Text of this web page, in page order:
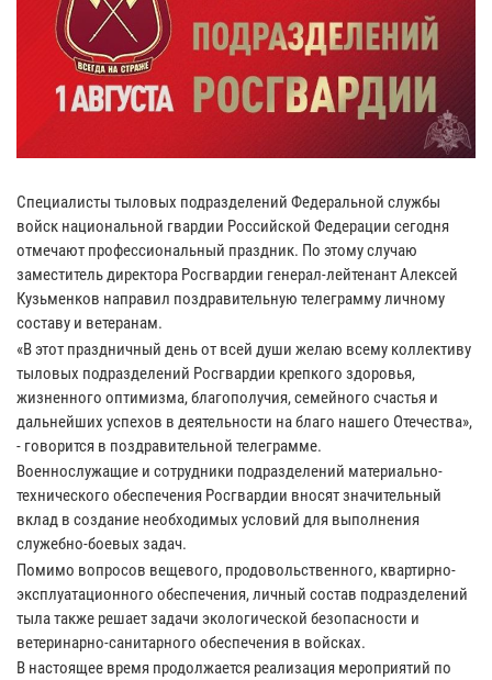
Специалисты тыловых подразделений Федеральной службы
войск национальной гвардии Российской Федерации сегодня
отмечают профессиональный праздник. По этому случаю
заместитель директора Росгвардии генерал-лейтенант Алексей
Кузьменков направил поздравительную телеграмму личному
составу и ветеранам.
«В этот праздничный день от всей души желаю всему коллективу
тыловых подразделений Росгвардии крепкого здоровья,
жизненного оптимизма, благополучия, семейного счастья и
дальнейших успехов в деятельности на благо нашего Отечества»,
- говорится в поздравительной телеграмме.
Военнослужащие и сотрудники подразделений материально-
технического обеспечения Росгвардии вносят значительный
вклад в создание необходимых условий для выполнения
служебно-боевых задач.
Помимо вопросов вещевого, продовольственного, квартирно-
эксплуатационного обеспечения, личный состав подразделений
тыла также решает задачи экологической безопасности и
ветеринарно-санитарного обеспечения в войсках.
В настоящее время продолжается реализация мероприятий по